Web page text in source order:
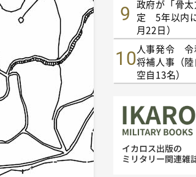
政府が「骨
定 5年以内
月22日）
人事発令 令
将補人事（陸
空自13名）